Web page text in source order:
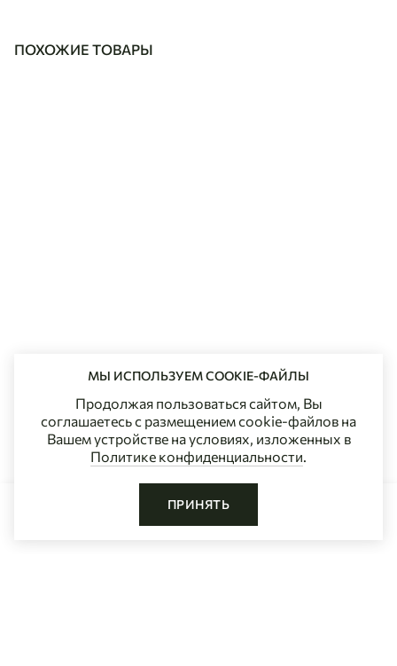
ПОХОЖИЕ ТОВАРЫ
МЫ ИСПОЛЬЗУЕМ COOKIE-ФАЙЛЫ
Продолжая пользоваться сайтом, Вы
соглашаетесь с размещением cookie-файлов на
Вашем устройстве на условиях, изложенных в
Политике конфиденциальности.
ПРИНЯТЬ